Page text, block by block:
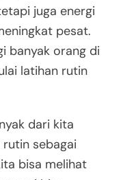
juga energi
pesat.
banyak orang di
latihan rutin
dari kita
sebagai
bisa melihat